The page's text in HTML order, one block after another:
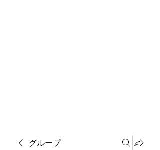
グループ